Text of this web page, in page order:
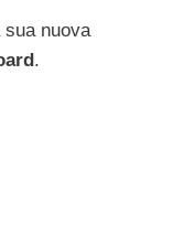
nuova
.